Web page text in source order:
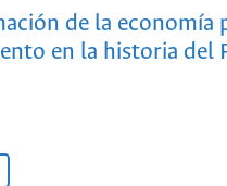
de la economía
en la historia del